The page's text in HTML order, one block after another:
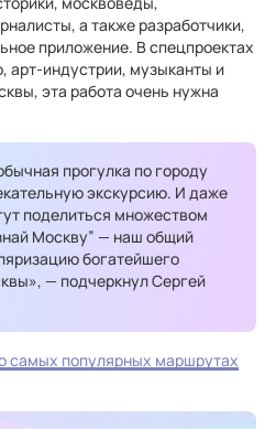
а также разработчики,
приложение. В спецпроектах
арт-индустрии, музыканты и
эта работа очень нужна
прогулка по городу
экскурсию. И даже
поделиться множеством
Москву” — наш общий
богатейшего
— подчеркнул Сергей
самых популярных маршрутах